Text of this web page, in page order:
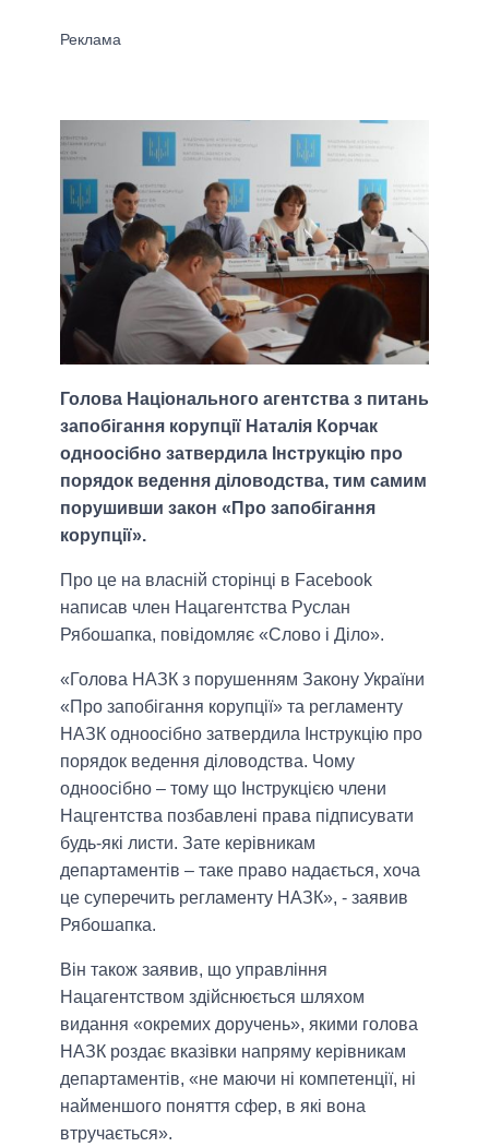
Голова Національного агентства з питань
запобігання корупції Наталія Корчак
одноосібно затвердила Інструкцію про
порядок ведення діловодства, тим самим
порушивши закон «Про запобігання
корупції».
Про це на власній сторінці в Facebook
написав член Нацагентства Руслан
Рябошапка, повідомляє «Слово і Діло».
«Голова НАЗК з порушенням Закону України
«Про запобігання корупції» та регламенту
НАЗК одноосібно затвердила Інструкцію про
порядок ведення діловодства. Чому
одноосібно – тому що Інструкцією члени
Нацгентства позбавлені права підписувати
будь-які листи. Зате керівникам
департаментів – таке право надається, хоча
це суперечить регламенту НАЗК», - заявив
Рябошапка.
Він також заявив, що управління
Нацагентством здійснюється шляхом
видання «окремих доручень», якими голова
НАЗК роздає вказівки напряму керівникам
департаментів, «не маючи ні компетенції, ні
найменшого поняття сфер, в які вона
втручається».